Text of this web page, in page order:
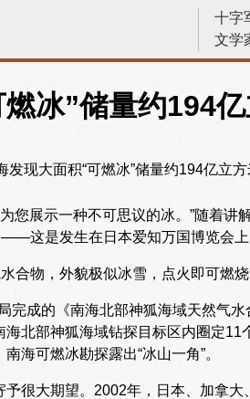
十字
文学
苏哈
科学
冰”储量约194
您展示一种不可思议的冰。”随着讲
这是发生在日本爱知万国博览会上
合物，外貌极似冰雪，点火即可燃烧
完成的《南海北部神狐海域天然气水
海北部神狐海域钻探目标区内圈定
海可燃冰勘探露出“冰山一角”。
很大期望。2002年，日本、加拿